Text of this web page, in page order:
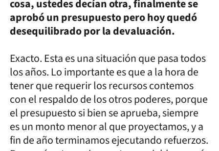
cosa, ustedes decían otra, finalmente se
aprobó un presupuesto pero hoy quedó
desequilibrado por la devaluación.
Exacto. Esta es una situación que pasa todos
los años. Lo importante es que a la hora de
tener que requerir los recursos contemos
con el respaldo de los otros poderes, porque
el presupuesto si bien se aprueba, siempre
es un monto menor al que proyectamos, y a
fin de año terminamos ejecutando refuerzos.